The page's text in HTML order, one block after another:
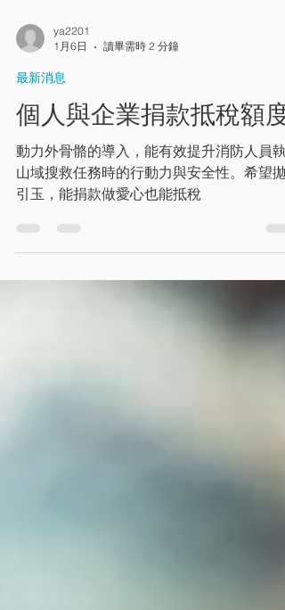
1月6日
最新消息
個人與企業捐款抵稅額度
動力外骨骼的導入，能有效提升消防人員執
山域搜救任務時的行動力與安全性。希望拋
引玉，能捐款做愛心也能抵稅